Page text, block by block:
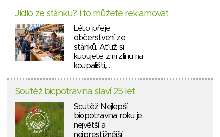
Jídlo ze stánku? I to můžete reklamovat
Léto přeje
občerstvení ze
stánků. Ať už si
kupujete zmrzlinu na
koupališti,…
Soutěž biopotravina slaví 25 let
Soutěž Nejlepší
biopotravina roku je
největší a
nejprestižnější